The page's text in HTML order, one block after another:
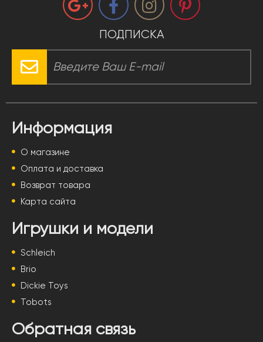
ПОДПИСКА
Информация
О магазине
Оплата и доставка
Возврат товара
Карта сайта
Игрушки и модели
Schleich
Brio
Dickie Toys
Tobots
Обратная связь